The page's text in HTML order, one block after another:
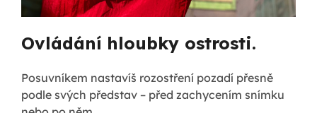
Ovládání hloubky ostrosti.
Posuvníkem nastavíš rozostření pozadí přesně
podle svých představ – před zachycením snímku